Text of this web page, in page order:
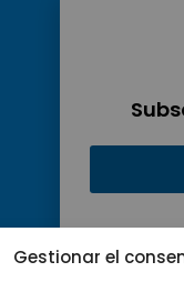
Gestionar el